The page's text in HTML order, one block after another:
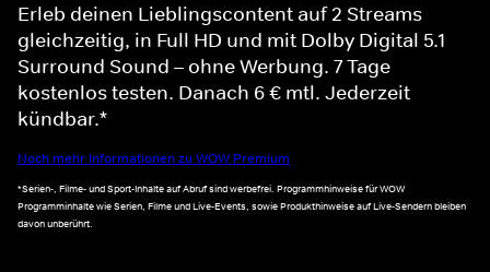
Erleb deinen Lieblingscontent auf 2 Streams
gleichzeitig, in Full HD und mit Dolby Digital 5.1
Surround Sound – ohne Werbung. 7 Tage
kostenlos testen. Danach 6 € mtl. Jederzeit
kündbar.*
Noch mehr Informationen zu WOW Premium
*Serien-, Filme- und Sport-Inhalte auf Abruf sind werbefrei. Programmhinweise für WOW
Programminhalte wie Serien, Filme und Live-Events, sowie Produkthinweise auf Live-Sendern bleiben
davon unberührt.